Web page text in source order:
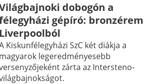
dobogón a
gépíró: bronzérem
Liverpoolból
Kiskunfélegyházi SzC két diákja a
magyarok legeredményesebb
zárta az Intersteno-